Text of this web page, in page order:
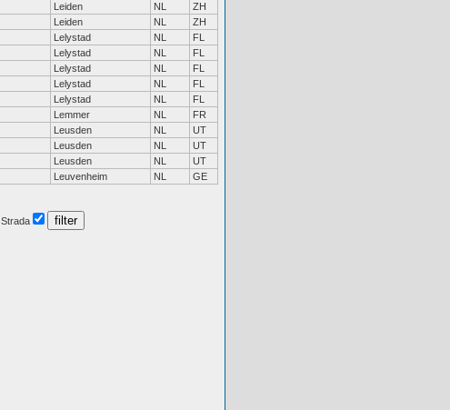
Leiden NL
ZH
Leiden NL
ZH
Lelystad NL
FL
Lelystad NL
FL
Lelystad NL
FL
Lelystad NL
FL
Lelystad NL
FL
Lemmer NL
FR
Leusden NL
UT
Leusden NL
UT
Leusden NL
UT
Leuvenheim NL GE
Strada